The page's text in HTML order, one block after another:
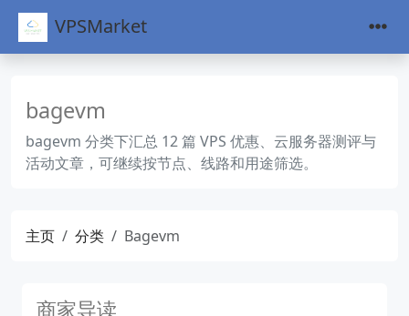
VPSMarket
bagevm
bagevm 分类下汇总 12 篇 VPS 优惠、云服务器测评与
活动文章，可继续按节点、线路和用途筛选。
主页 分类 Bagevm
商家导读